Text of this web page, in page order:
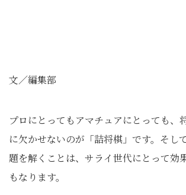
文／編集部
プロにとってもアマチュアにとっても、
に欠かせないのが「詰将棋」です。そし
題を解くことは、サライ世代にとって効
もなります。